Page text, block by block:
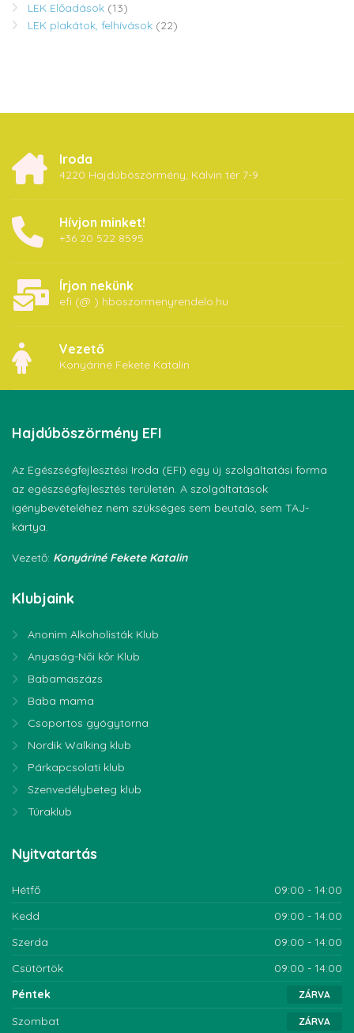
LEK Előadások (13)
LEK plakátok, felhívások (22)
Iroda
4220 Hajdúböszörmény, Kálvin tér 7-9
Hívjon minket!
+36 20 522 8595
Írjon nekünk
efi (@ ) hboszormenyrendelo.hu
Vezető
Konyáriné Fekete Katalin
Hajdúböszörmény EFI
Az Egészségfejlesztési Iroda (EFI) egy új szolgáltatási forma
az egészségfejlesztés területén. A szolgáltatások
igénybevételéhez nem szükséges sem beutaló, sem TAJ-
kártya.
Vezető: Konyáriné Fekete Katalin
Klubjaink
Anonim Alkoholisták Klub
Anyaság-Női kőr Klub
Babamaszázs
Baba mama
Csoportos gyógytorna
Nordik Walking klub
Párkapcsolati klub
Szenvedélybeteg klub
Túraklub
Nyitvatartás
Hétfő
09:00 - 14:00
Kedd
09:00 - 14:00
Szerda
09:00 - 14:00
Csütörtök
09:00 - 14:00
Péntek
ZÁRVA
Szombat ZÁRVA